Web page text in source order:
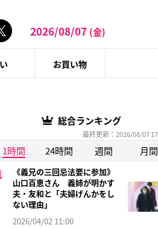
2026/08/07 (金)
お買い物
総合ランキング
最終更新：2026/08/07
1時間 24時間 週間 月間
《義兄の三回忌法要に参加》
山口百恵さん 義姉が明かす
夫・友和と「夫婦げんかをし
ない理由」
2026/04/02 11:00